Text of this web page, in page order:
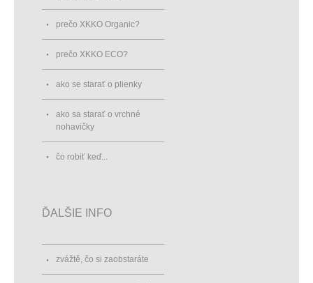
prečo XKKO Organic?
prečo XKKO ECO?
ako se starať o plienky
ako sa starať o vrchné
nohavičky
čo robiť keď...
ĎALŠIE INFO
zvážtě, čo si zaobstaráte